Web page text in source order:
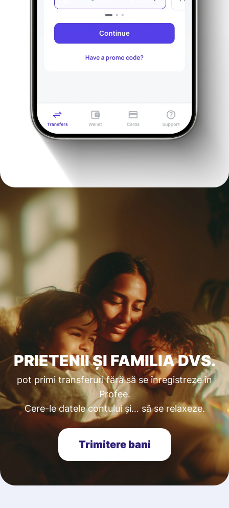
PRIETENII ȘI FAMILIA DVS.
pot primi transferuri fără să se înregistreze în
Profee.
Cere-le datele contului și… să se relaxeze.
Trimitere bani